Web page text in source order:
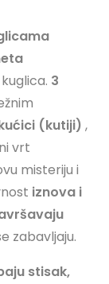
3
(kutiji) ,
vrt
misteriju i
iznova i
zabavljaju.
stisak,